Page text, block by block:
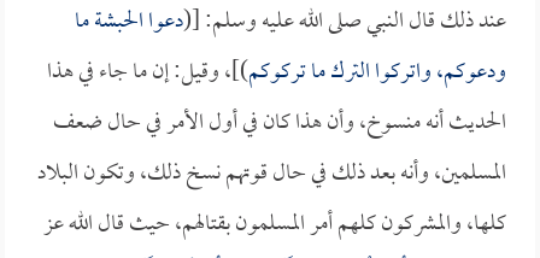
عند ذلك قال النبي صلى الله عليه وسلم: [(دعوا الحبشة ما
ودعوكم، واتركوا الترك ما تركوكم)]، وقيل: إن ما جاء في هذا
الحديث أنه منسوخ، وأن هذا كان في أول الأمر في حال ضعف
المسلمين، وأنه بعد ذلك في حال قوتهم نسخ ذلك، وتكون البلاد
كلها، والمشركون كلهم أمر المسلمون بقتالهم، حيث قال الله عز